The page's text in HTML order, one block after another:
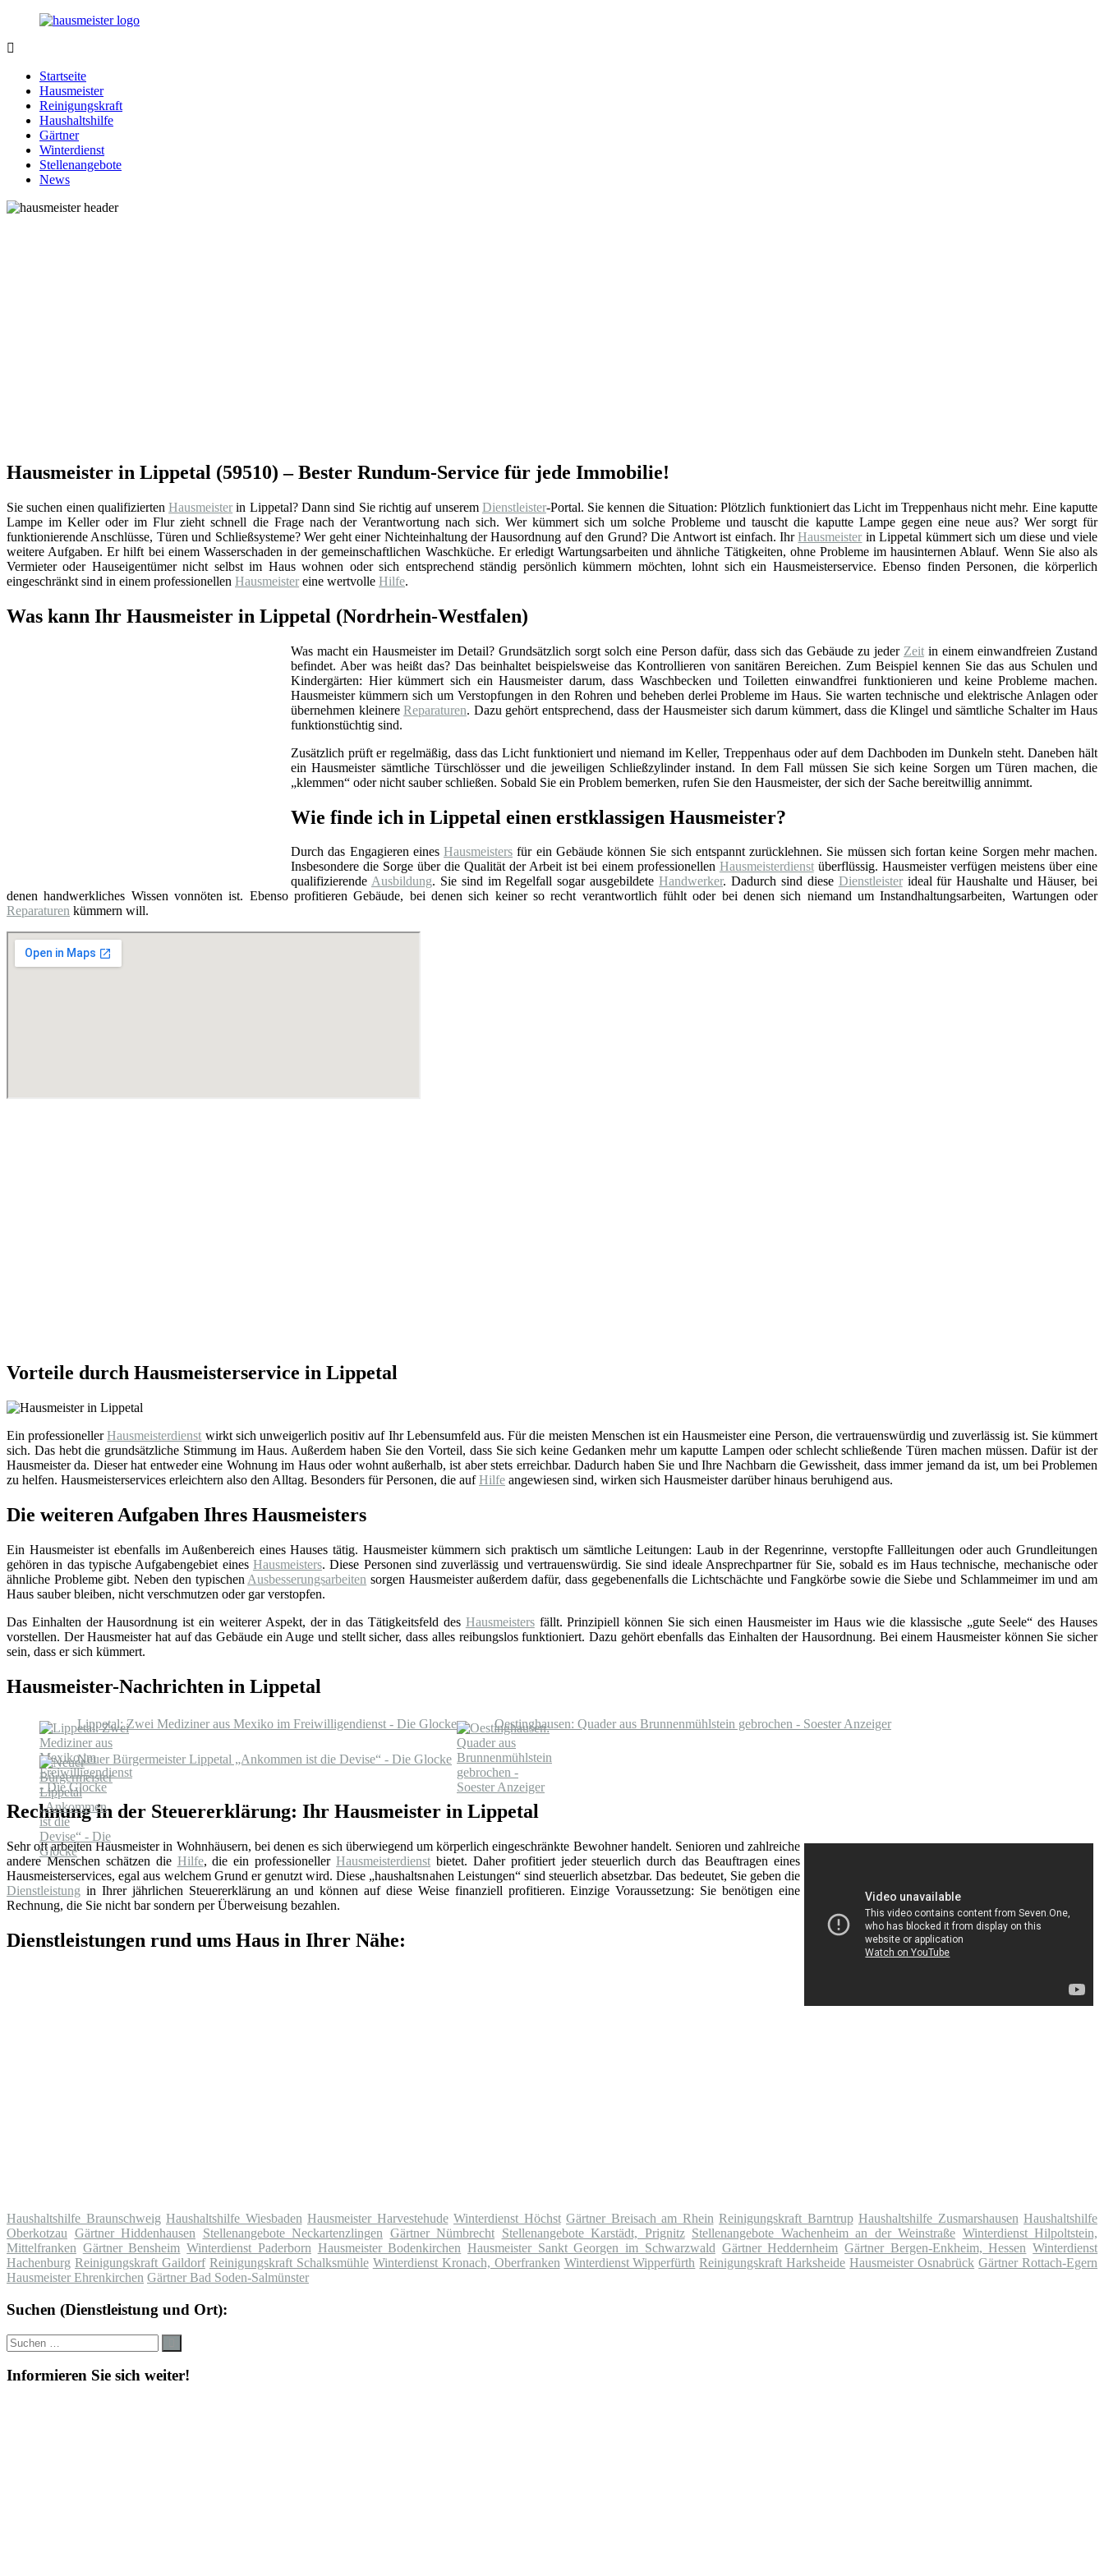
Zurück
Inhalt
Hausmeister.de
rund
Ihren
Haushalt
Startseite
Hausmeister
Reinigungskraft
Haushaltshilfe
Gärtner
Winterdienst
Stellenangebote
News
Hausmeister in Lippetal (59510) – Bester Rundum-Service für jede Immobilie!
Sie suchen einen qualifiziertenHausmeister in Lippetal? Dann sind Sie richtig auf unserem Dienstleister-Portal. Sie kennen die Situation: Plötzlich funktioniert das Licht im Treppenhaus nicht mehr. Eine kaputte
Lampe im Keller oder im Flur zieht schnell die Frage nach der Verantwortung nach sich. Wer kümmert sich um solche Probleme und tauscht die kaputte Lampe gegen eine neue aus? Wer sorgt für
funktionierende Anschlüsse, Türen und Schließsysteme? Wer geht einer Nichteinhaltung der Hausordnung auf den Grund? Die Antwort ist einfach. IhrHausmeister in Lippetal kümmert sich um diese und viele
weitere Aufgaben. Er hilft bei einem Wasserschaden in der gemeinschaftlichen Waschküche. Er erledigt Wartungsarbeiten und ähnliche Tätigkeiten, ohne Probleme im hausinternen Ablauf. Wenn Sie also als
Vermieter oder Hauseigentümer nicht selbst im Haus wohnen oder sich entsprechend ständig persönlich kümmern möchten, lohnt sich ein Hausmeisterservice. Ebenso finden Personen, die körperlich
eingeschränkt sind in einem professionellen Hausmeister eine wertvolle Hilfe.
Was kann Ihr Hausmeister in Lippetal (Nordrhein-Westfalen)
Was macht ein Hausmeister im Detail? Grundsätzlich sorgt solch eine Person dafür, dass sich das Gebäude zu jeder Zeit in einem einwandfreien Zustand
befindet. Aber was heißt das? Das beinhaltet beispielsweise das Kontrollieren von sanitären Bereichen. Zum Beispiel kennen Sie das aus Schulen und
Kindergärten: Hier kümmert sich ein Hausmeister darum, dass Waschbecken und Toiletten einwandfrei funktionieren und keine Probleme machen.
Hausmeister kümmern sich um Verstopfungen in den Rohren und beheben derlei Probleme im Haus. Sie warten technische und elektrische Anlagen oder
übernehmen kleinereReparaturen. Dazu gehört entsprechend, dass der Hausmeister sich darum kümmert, dass die Klingel und sämtliche Schalter im Haus
funktionstüchtig sind.
Zusätzlich prüft er regelmäßig, dass das Licht funktioniert und niemand im Keller, Treppenhaus oder auf dem Dachboden im Dunkeln steht. Daneben hält
ein Hausmeister sämtliche Türschlösser und die jeweiligen Schließzylinder instand. In dem Fall müssen Sie sich keine Sorgen um Türen machen, die
„klemmen“ oder nicht sauber schließen. Sobald Sie ein Problem bemerken, rufen Sie den Hausmeister, der sich der Sache bereitwillig annimmt.
Wie finde ich in Lippetal einen erstklassigen Hausmeister?
Durch das Engagieren eines Hausmeisters für ein Gebäude können Sie sich entspannt zurücklehnen. Sie müssen sich fortan keine Sorgen mehr machen.
Insbesondere die Sorge über die Qualität der Arbeit ist bei einem professionellen Hausmeisterdienstüberflüssig. Hausmeister verfügen meistens über eine
qualifizierende Ausbildung. Sie sind im Regelfall sogar ausgebildeteHandwerker. Dadurch sind diese Dienstleisterideal für Haushalte und Häuser, bei
denen handwerkliches Wissen vonnöten ist. Ebenso profitieren Gebäude, bei denen sich keiner so recht verantwortlich fühlt oder bei denen sich niemand um Instandhaltungsarbeiten, Wartungen oder
Reparaturen kümmern will.
Vorteile durch Hausmeisterservice in Lippetal
Ein professionellerHausmeisterdienst wirkt sich unweigerlich positiv auf Ihr Lebensumfeld aus. Für die meisten Menschen ist ein Hausmeister eine Person, die vertrauenswürdig und zuverlässig ist. Sie kümmert
sich. Das hebt die grundsätzliche Stimmung im Haus. Außerdem haben Sie den Vorteil, dass Sie sich keine Gedanken mehr um kaputte Lampen oder schlecht schließende Türen machen müssen. Dafür ist der
Hausmeister da. Dieser hat entweder eine Wohnung im Haus oder wohnt außerhalb, ist aber stets erreichbar. Dadurch haben Sie und Ihre Nachbarn die Gewissheit, dass immer jemand da ist, um bei Problemen
zu helfen. Hausmeisterservices erleichtern also den Alltag. Besonders für Personen, die aufHilfe angewiesen sind, wirken sich Hausmeister darüber hinaus beruhigend aus.
Die weiteren Aufgaben Ihres Hausmeisters
Ein Hausmeister ist ebenfalls im Außenbereich eines Hauses tätig. Hausmeister kümmern sich praktisch um sämtliche Leitungen: Laub in der Regenrinne, verstopfte Fallleitungen oder auch Grundleitungen
gehören in das typische Aufgabengebiet eines Hausmeisters. Diese Personen sind zuverlässig und vertrauenswürdig. Sie sind ideale Ansprechpartner für Sie, sobald es im Haus technische, mechanische oder
ähnliche Probleme gibt. Neben den typischen Ausbesserungsarbeiten sorgen Hausmeister außerdem dafür, dass gegebenenfalls die Lichtschächte und Fangkörbe sowie die Siebe und Schlammeimer im und am
Haus sauber bleiben, nicht verschmutzen oder gar verstopfen.
Das Einhalten der Hausordnung ist ein weiterer Aspekt, der in das Tätigkeitsfeld des Hausmeistersfällt. Prinzipiell können Sie sich einen Hausmeister im Haus wie die klassische „gute Seele“ des Hauses
vorstellen. Der Hausmeister hat auf das Gebäude ein Auge und stellt sicher, dass alles reibungslos funktioniert. Dazu gehört ebenfalls das Einhalten der Hausordnung. Bei einem Hausmeister können Sie sicher
sein, dass er sich kümmert.
Hausmeister-Nachrichten in Lippetal
Lippetal: Zwei Mediziner aus Mexiko im Freiwilligendienst - Die Glocke Oestinghausen: Quader aus Brunnenmühlstein gebrochen - Soester Anzeiger
Neuer Bürgermeister Lippetal „Ankommen ist die Devise“ - Die Glocke
Rechnung in der Steuererklärung: Ihr Hausmeister in Lippetal
Sehr oft arbeiten Hausmeister in Wohnhäusern, bei denen es sich überwiegend um körperlich eingeschränkte Bewohner handelt. Senioren und zahlreiche
andere Menschen schätzen die Hilfe, die ein professionellerHausmeisterdienst bietet. Daher profitiert jeder steuerlich durch das Beauftragen eines
Hausmeisterservices, egal aus welchem Grund er genutzt wird. Diese „haushaltsnahen Leistungen“ sind steuerlich absetzbar. Das bedeutet, Sie geben die
Dienstleistung in Ihrer jährlichen Steuererklärung an und können auf diese Weise finanziell profitieren. Einzige Voraussetzung: Sie benötigen eine
Rechnung, die Sie nicht bar sondern per Überweisung bezahlen.
Dienstleistungen rund ums Haus in Ihrer Nähe:
Haushaltshilfe Braunschweig Haushaltshilfe Wiesbaden Hausmeister Harvestehude Winterdienst Höchst Gärtner Breisach am Rhein Reinigungskraft Barntrup Haushaltshilfe Zusmarshausen Haushaltshilfe
Oberkotzau Gärtner Hiddenhausen Stellenangebote Neckartenzlingen Gärtner Nümbrecht Stellenangebote Karstädt, Prignitz Stellenangebote Wachenheim an der Weinstraße Winterdienst Hilpoltstein,
Mittelfranken Gärtner Bensheim Winterdienst Paderborn Hausmeister Bodenkirchen Hausmeister Sankt Georgen im Schwarzwald Gärtner Heddernheim Gärtner Bergen-Enkheim, Hessen Winterdienst
Hachenburg Reinigungskraft Gaildorf Reinigungskraft Schalksmühle Winterdienst Kronach, Oberfranken Winterdienst Wipperfürth Reinigungskraft Harksheide Hausmeister Osnabrück Gärtner Rottach-Egern
Hausmeister Ehrenkirchen Gärtner Bad Soden-Salmünster
Suchen (Dienstleistung und Ort):
Suche
nach:
Informieren Sie sich weiter!